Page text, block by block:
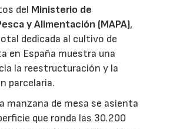
del Ministerio de
y Alimentación (MAPA),
dedicada al cultivo de
en España muestra una
la reestructuración y la
parcelaria.
manzana de mesa se asienta
que ronda las 30.200